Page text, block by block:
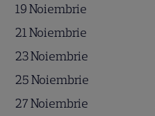
19 Noiembrie
21 Noiembrie
23 Noiembrie
25 Noiembrie
27 Noiembrie